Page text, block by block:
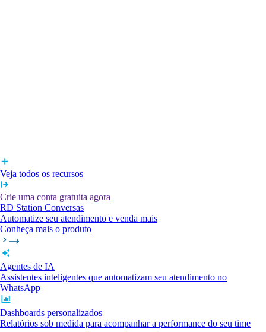
Veja todos os recursos
Crie uma conta gratuita agora
RD Station Conversas
Automatize seu atendimento e venda mais
Conheça mais o produto
Agentes de IA
Assistentes inteligentes que automatizam seu atendimento no
WhatsApp
Dashboards personalizados
Relatórios sob medida para acompanhar a performance do seu time